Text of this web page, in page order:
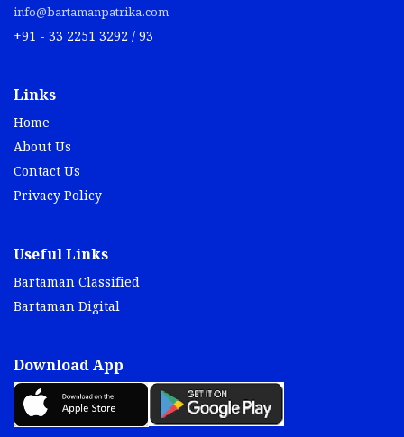
info@bartamanpatrika.com
+91 - 33 2251 3292 / 93
Links
Home
About Us
Contact Us
Privacy Policy
Useful Links
Bartaman Classified
Bartaman Digital
Download App